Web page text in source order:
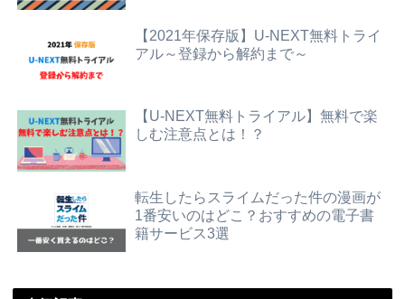
【2021年保存版】U-NEXT無料トライ
アル～登録から解約まで～
【U-NEXT無料トライアル】無料で楽
しむ注意点とは！？
転生したらスライムだった件の漫画が
1番安いのはどこ？おすすめの電子書
籍サービス3選